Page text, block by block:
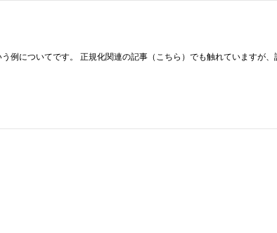
についてです。 正規化関連の記事（こちら）でも触れていますが、